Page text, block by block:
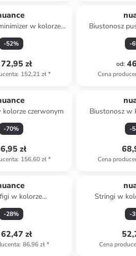
w kolorze
czarnym
-52%
72,95 zł
: 152,21 zł*
Biustonosz
-
od:
Cena
czerwonym
-70%
zł
: 156,60 zł*
Biustonosz w
-
Cena
figi w kolorze
-28%
62,47 zł
: 86,96 zł*
Stringi w
-
Cena